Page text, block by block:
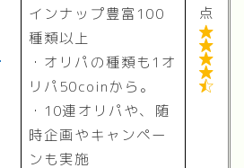
インナップ豊富100
種類以上
・オリパの種類も1オ
リパ50coinから。
・10連オリパや、随
時企画やキャンペー
ンも実施
点




